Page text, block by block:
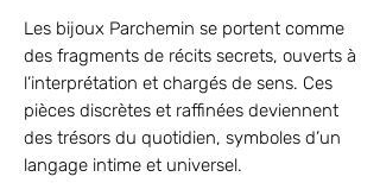
Les bijoux Parchemin se portent comme
des fragments de récits secrets, ouverts à
l’interprétation et chargés de sens. Ces
pièces discrètes et raffinées deviennent
des trésors du quotidien, symboles d’un
langage intime et universel.